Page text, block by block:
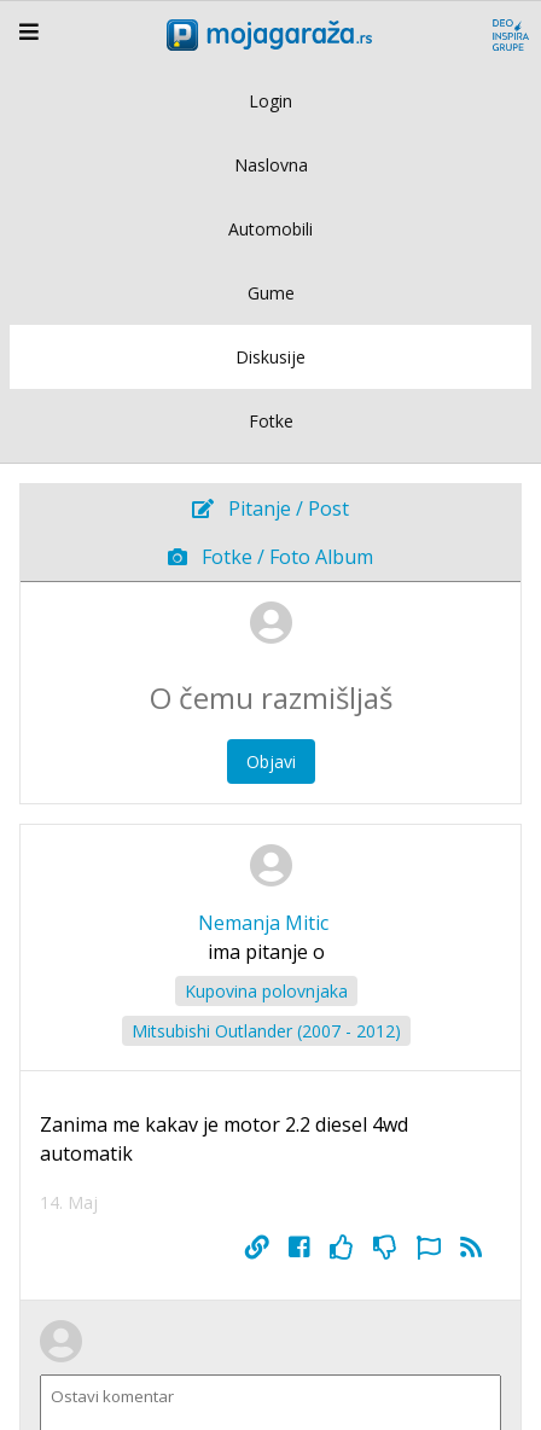
Login
Naslovna
Automobili
Gume
Diskusije
Fotke
Pitanje / Post
Fotke / Foto Album
Objavi
Nemanja Mitic
ima pitanje o
Kupovina polovnjaka
Mitsubishi Outlander (2007 - 2012)
Zanima me kakav je motor 2.2 diesel 4wd
automatik
14. Maj